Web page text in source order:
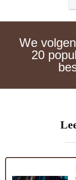
We
20